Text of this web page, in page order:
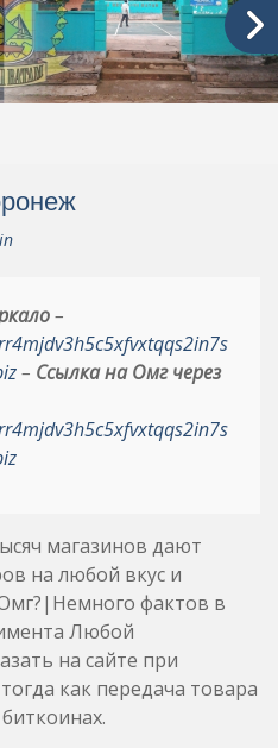
–
– Ссылка на Омг через
магазинов дают
на любой вкус и
фактов в
Любой
на сайте при
как передача товара